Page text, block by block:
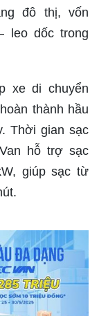
đô thị, vốn
leo dốc trong
xe di chuyển
thành hầu
Thời gian sạc
hỗ trợ sạc
giúp sạc từ